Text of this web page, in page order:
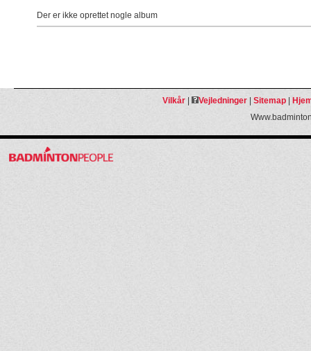
Der er ikke oprettet nogle album
Vilkår| Vejledninger| Sitemap|